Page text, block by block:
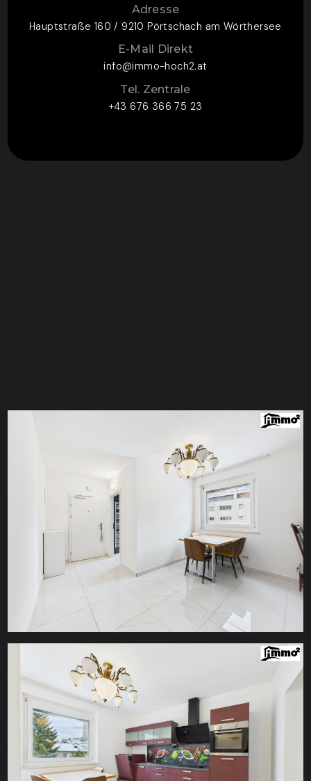
Adresse
Hauptstraße 160 / 9210 Pörtschach am Wörthersee
E-Mail Direkt
info@immo-hoch2.at
Tel. Zentrale
+43 676 366 75 23